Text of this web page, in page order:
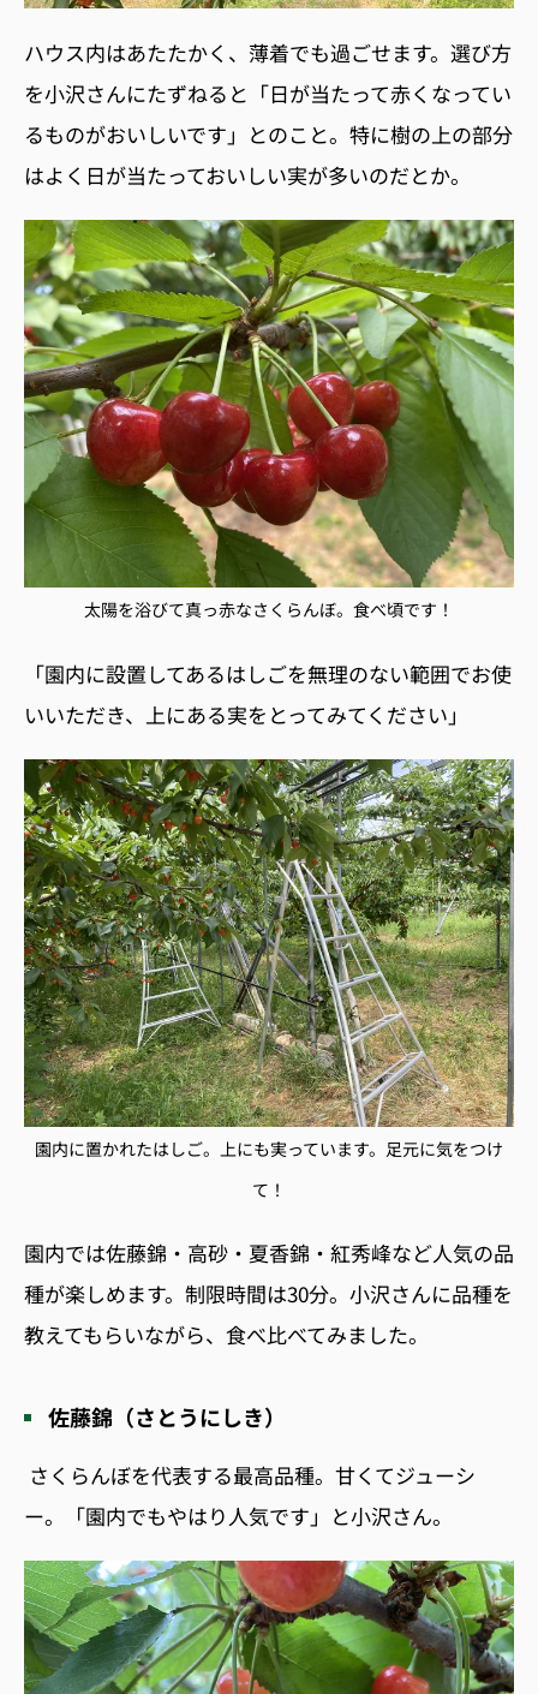
ハウス内はあたたかく、薄着でも過ごせます。選び方
を小沢さんにたずねると「日が当たって赤くなってい
るものがおいしいです」とのこと。特に樹の上の部分
はよく日が当たっておいしい実が多いのだとか。
太陽を浴びて真っ赤なさくらんぼ。食べ頃です！
「園内に設置してあるはしごを無理のない範囲でお使
いいただき、上にある実をとってみてください」
園内に置かれたはしご。上にも実っています。足元に気をつけ
て！
園内では佐藤錦・高砂・夏香錦・紅秀峰など人気の品
種が楽しめます。制限時間は30分。小沢さんに品種を
教えてもらいながら、食べ比べてみました。
佐藤錦（さとうにしき）
さくらんぼを代表する最高品種。甘くてジューシ
ー。「園内でもやはり人気です」と小沢さん。